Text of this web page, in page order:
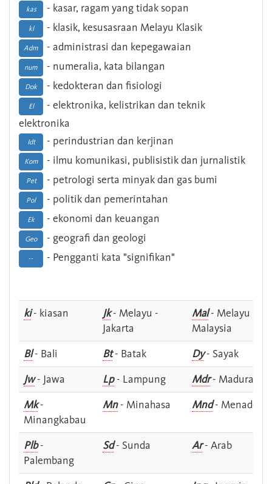
kas - kasar, ragam yang tidak sopan
kl - klasik, kesusasraan Melayu Klasik
Adm - administrasi dan kepegawaian
num - numeralia, kata bilangan
Dok - kedokteran dan fisiologi
El
- elektronika, kelistrikan dan teknik
elektronika
Idt - perindustrian dan kerjinan
Kom - ilmu komunikasi, publisistik dan jurnalistik
Pet - petrologi serta minyak dan gas bumi
Pol - politik dan pemerintahan
Ek - ekonomi dan keuangan
Geo - geografi dan geologi
-- - Pengganti kata "signifikan"
ki- kiasan Jk- Melayu -
Jakarta
Mal- Melayu -
Malaysia
Bl- Bali Bt- Batak Dy- Sayak
Jw- Jawa Lp- Lampung Mdr- Madura
Mk-
Minangkabau
Mn- Minahasa Mnd- Menado
Plb-
Palembang
Sd- Sunda Ar- Arab